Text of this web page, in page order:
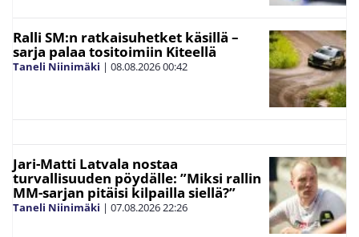
Ralli SM:n ratkaisuhetket käsillä –
sarja palaa tositoimiin Kiteellä
Taneli Niinimäki | 08.08.202600:42
Jari-Matti Latvala nostaa
turvallisuuden pöydälle: ”Miksi rallin
MM-sarjan pitäisi kilpailla siellä?”
Taneli Niinimäki | 07.08.202622:26